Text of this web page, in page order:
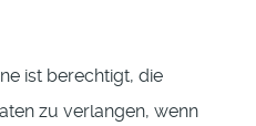
ist berechtigt, die
zu verlangen, wenn